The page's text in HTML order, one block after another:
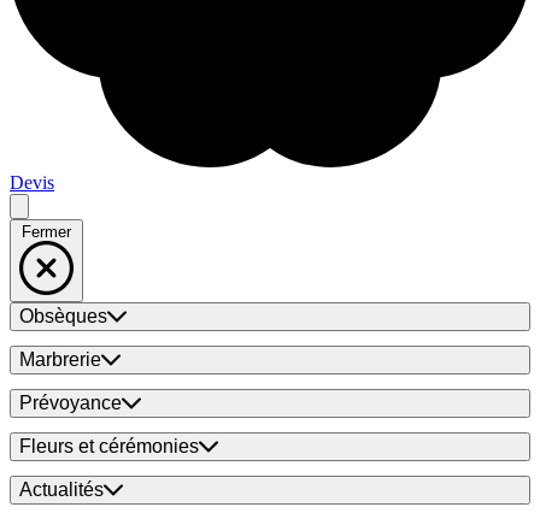
Devis
Fermer
Obsèques
Marbrerie
Prévoyance
Fleurs et cérémonies
Actualités